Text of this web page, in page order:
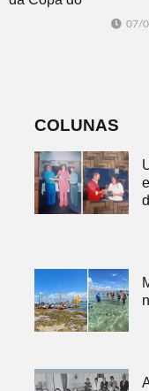
Brasil 2026: veja
07/
COLUNAS